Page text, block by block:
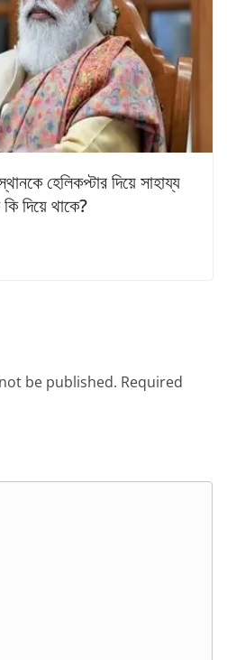
হেলিকপ্টার দিয়ে সাহায্য
দিয়ে থাকে?
be published. Required